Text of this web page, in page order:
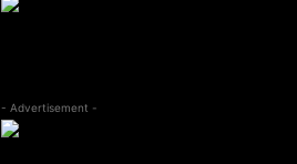
- Advertisement -